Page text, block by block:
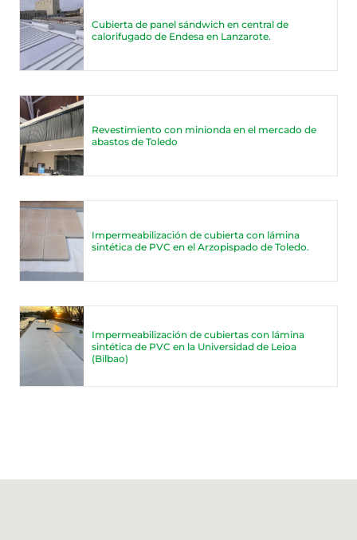
Cubierta de panel sándwich en central de
calorifugado de Endesa en Lanzarote.
Revestimiento con minionda en el mercado de
abastos de Toledo
Impermeabilización de cubierta con lámina
sintética de PVC en el Arzopispado de Toledo.
Impermeabilización de cubiertas con lámina
sintética de PVC en la Universidad de Leioa
(Bilbao)